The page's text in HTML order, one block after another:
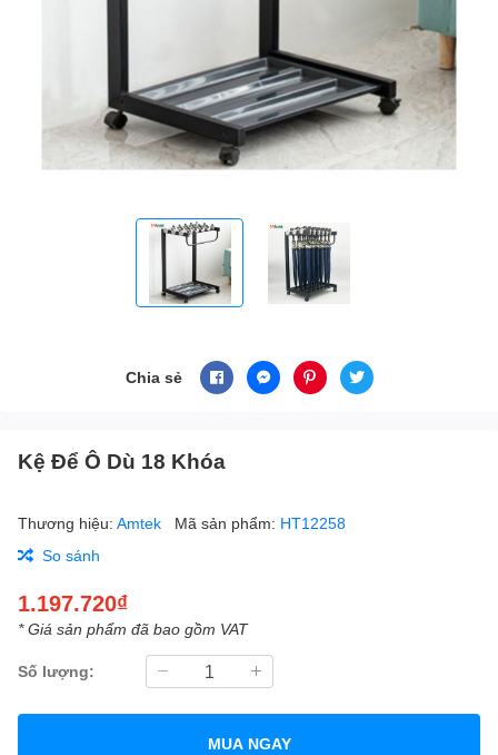
Chia sẻ
Kệ Để Ô Dù 18 Khóa
Thương hiệu: Amtek Mã sản phẩm: HT12258
So sánh
1.197.720₫
* Giá sản phẩm đã bao gồm VAT
Số lượng:
MUA NGAY